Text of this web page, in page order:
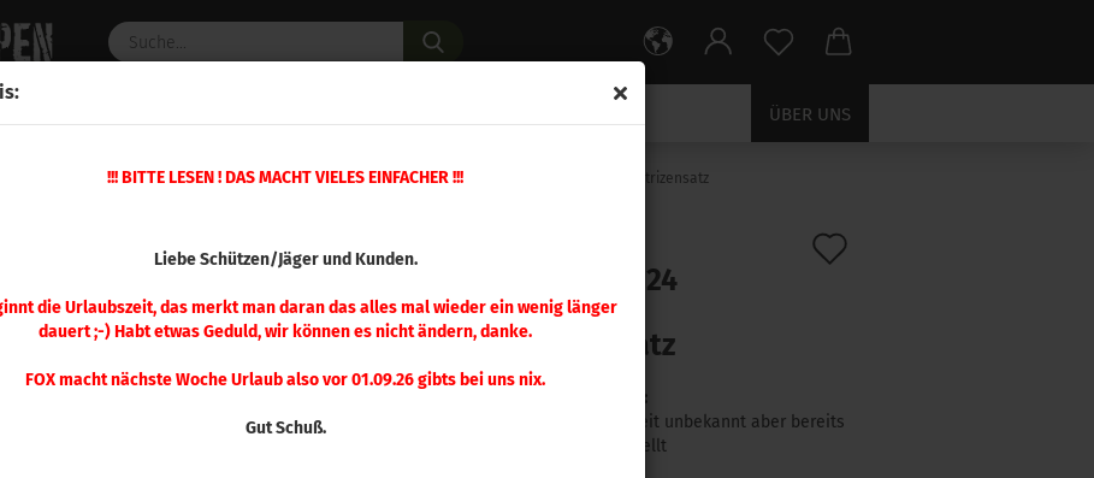
!!! BITTE LESEN ! DAS MACHT VIELES EINFACHER !!!
Liebe Schützen/Jäger und Kunden.
die Urlaubszeit, das merkt man daran das alles mal wieder ein wenig länger
dauert ;-) Habt etwas Geduld, wir können es nicht ändern, danke.
FOX macht nächste Woche Urlaub also vor 01.09.26 gibts bei uns nix.
Gut Schuß.
ÜBER UNS
Custom Grade Matrizensatz » Matrizensatz Langwaffe » Hornady .224 Valkyrie Matrizensatz
Hornady .224
Valkyrie
Matrizensatz
Lieferzeit:
Lieferzeit unbekannt aber bereits
nachbestellt